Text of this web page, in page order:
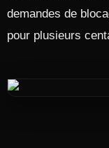
demandes de
pour plusieurs